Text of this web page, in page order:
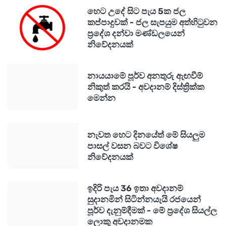
මිදුලට ගෙනාව එක අම්මා කෙනෙක් අනේ
මගේ මාලේ ගේ ඇතුලේ වැටිලා කියලා ආපහු
ගේ ඇතුළට දුවලා ගියා. එයත් ඉතින් මාලේ
හින්දා පිච්චිලා ගියා. ගෑස් එකත් පස්සේ පුපුරලා
දැකලා තමයි අපේ අක්කගේ දුවව මෙහාට භාර
දුන්නෙ. අක්කා රට ගිය හින්දා. මාසෙට
හෙට උදේ සිට පැය 5ක ජල
කප්පාදුවක් - ජල සැපයුම අත්හිටුවන
ප්‍රදේශ දන්වා මණ්ඩලයෙන්
නිවේදනයක්
නායයාමේ පූර්ව අනතුරු ඇඟවීම්
නිකුත් කරයි - අවදානම් දිස්ත්‍රික්ක
මෙන්න
නැවත හෙට දිනයේත් මේ සියලුම
පාසල් වසන බවට විශේෂ
නිවේදනයක්
ඉදිරි පැය 36 ඉතා අවදානම්
සුදානමින් සිටින්නයැයි රජයෙන්
පූර්ව දැනුම්දීමක් - මේ ප්‍රදේශ සියල්ල
ලොකු අවදානමක